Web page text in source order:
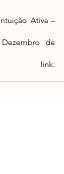
Ativa –
de
link: